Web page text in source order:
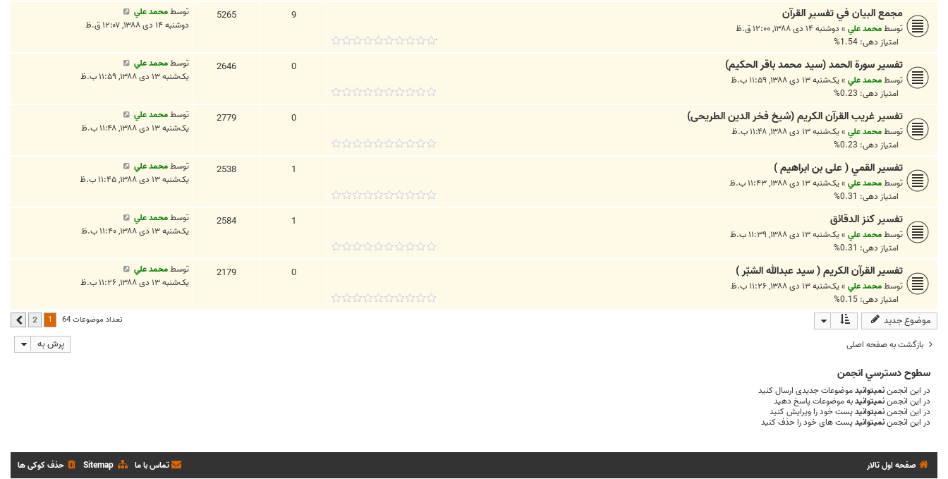
مجمع البيان في تفسير القرآن
توسطمحمد علي » دوشنبه ۱۴ دی ۱۳۸۸, ۱۲:۰۰ ق.ظ
امتیاز دهی: 1.54%
9
5265 توسطمحمد علي
دوشنبه ۱۴ دی ۱۳۸۸, ۱۲:۰۷ ق.ظ
تفسير سورة الحمد (سید محمد باقر الحکیم)
توسطمحمد علي »یک‌شنبه ۱۳ دی ۱۳۸۸, ۱۱:۵۹ ب.ظ
امتیاز دهی: 0.23%
0
2646 توسطمحمد علي
یک‌شنبه ۱۳ دی ۱۳۸۸, ۱۱:۵۹ ب.ظ
تفسير غريب القرآن الکریم (شیخ فخر الدین الطریحی)
توسطمحمد علي »یک‌شنبه ۱۳ دی ۱۳۸۸, ۱۱:۴۸ ب.ظ
امتیاز دهی: 0.23%
0
2779 توسطمحمد علي
یک‌شنبه ۱۳ دی ۱۳۸۸, ۱۱:۴۸ ب.ظ
تفسير القمي ( علی بن ابراهیم )
توسطمحمد علي »یک‌شنبه ۱۳ دی ۱۳۸۸, ۱۱:۴۳ ب.ظ
امتیاز دهی: 0.31%
1
2538 توسطمحمد علي
یک‌شنبه ۱۳ دی ۱۳۸۸, ۱۱:۴۵ ب.ظ
تفسير كنز الدقائق
توسطمحمد علي »یک‌شنبه ۱۳ دی ۱۳۸۸, ۱۱:۳۹ ب.ظ
امتیاز دهی: 0.31%
1
2584 توسطمحمد علي
یک‌شنبه ۱۳ دی ۱۳۸۸, ۱۱:۴۰ ب.ظ
تفسير القرآن الكريم ( سید عبدالله الشبّر )
توسطمحمد علي »یک‌شنبه ۱۳ دی ۱۳۸۸, ۱۱:۲۶ ب.ظ
امتیاز دهی: 0.15%
0
2179 توسطمحمد علي
یک‌شنبه ۱۳ دی ۱۳۸۸, ۱۱:۲۶ ب.ظ
موضوع جدید تعداد موضوعات 64 1
2 بعدی
بازگشت به صفحه اصلی پرش به
سطوح دسترسي انجمن
در این انجمننمیتوانیدموضوعات جدیدی ارسال کنید
در این انجمننمیتوانیدبه موضوعات پاسخ دهید
در این انجمننمیتوانیدپست خود را ویرایش کنید
در این انجمننمیتوانیدپست های خود را حذف کنید
صفحه اول تالار حذف کوکی ها Sitemap تماس با ما